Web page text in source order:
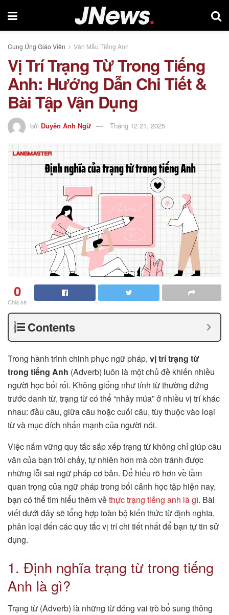
Cung Ứng Giáo Viên Văn Mẫu Tiếng Anh
Vị Trí Trạng Từ Trong Tiếng
Anh: Hướng Dẫn Chi Tiết &
Bài Tập Vận Dụng
bởi Duyên Anh Ngữ Tháng 12 21, 2025
0
Chia sẻ
Contents
Trong hành trình chinh phục ngữ pháp, vị trí trạng từ
trong tiếng Anh (Adverb) luôn là một chủ đề khiến nhiều
người học bối rối. Không giống như tính từ thường đứng
trước danh từ, trạng từ có thể “nhảy múa” ở nhiều vị trí khác
nhau: đầu câu, giữa câu hoặc cuối câu, tùy thuộc vào loại
từ và mục đích nhấn mạnh của người nói.
Việc nắm vững quy tắc sắp xếp trạng từ không chỉ giúp câu
văn của bạn trôi chảy, tự nhiên hơn mà còn tránh được
những lỗi sai ngữ pháp cơ bản. Để hiểu rõ hơn về tầm
quan trọng của ngữ pháp trong bối cảnh học tập hiện nay,
bạn có thể tìm hiểu thêm vềthực trạng tiếng anh là gì. Bài
viết dưới đây sẽ tổng hợp toàn bộ kiến thức từ định nghĩa,
phân loại đến các quy tắc vị trí chi tiết nhất để bạn tự tin sử
dụng.
1. Định nghĩa trạng từ trong tiếng
Anh là gì?
Trạng từ (Adverb) là những từ đóng vai trò bổ sung thông